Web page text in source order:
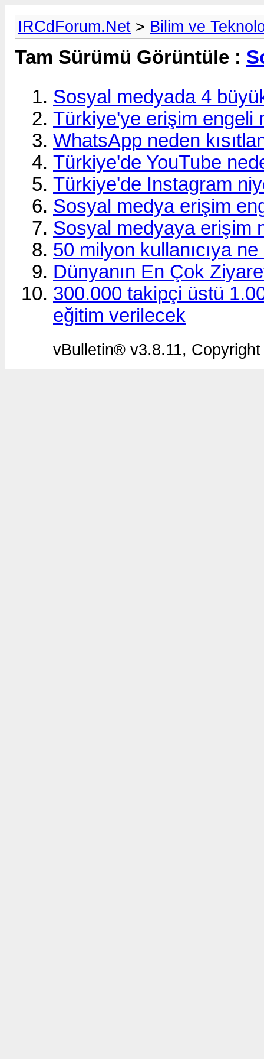
IRCdForum.Net > Bilim ve
Tam Sürümü Görüntüle :
Sosyal medyada 4
Türkiye'ye erişim engeli
WhatsApp neden
Türkiye'de YouTube
Türkiye'de Instagram
Sosyal medya erişim
Sosyal medyaya erişim
50 milyon kullanıcıya
Dünyanın En Çok
300.000 takipçi üstü
eğitim verilecek
vBulletin® v3.8.11,